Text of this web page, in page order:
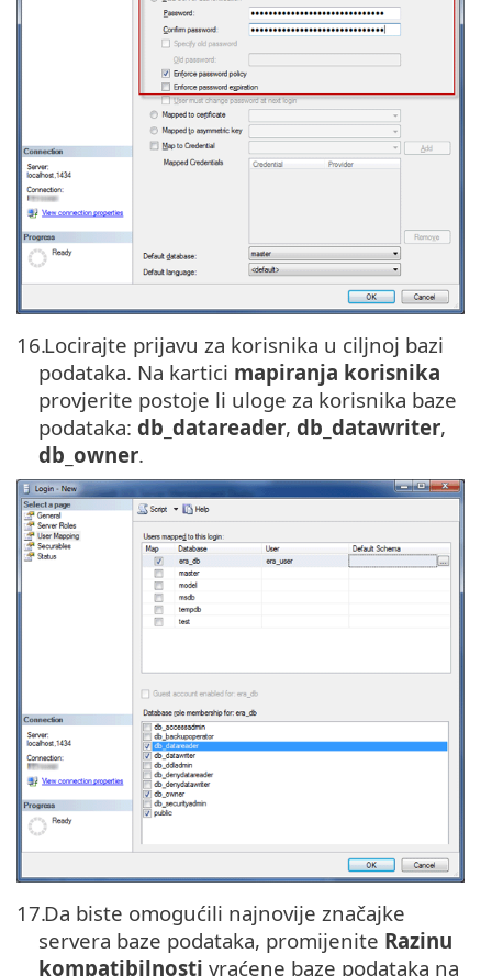
16.Locirajte prijavu za korisnika u ciljnoj bazi
podataka. Na kartici mapiranja korisnika
provjerite postoje li uloge za korisnika baze
podataka: db_datareader, db_datawriter,
db_owner.
17.Da biste omogućili najnovije značajke
servera baze podataka, promijenite Razinu
kompatibilnosti vraćene baze podataka na